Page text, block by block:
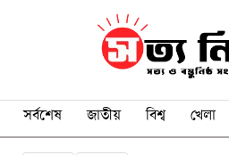
সর্বশেষ জাতীয় বিশ্ব খেলা